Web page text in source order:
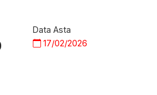
Data Asta
17/02/2026